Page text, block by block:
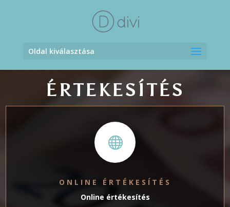
Oldal kiválasztása
ÉRTEKESÍTÉS

ONLINE ÉRTÉKESÍTÉS
Online értékesítés